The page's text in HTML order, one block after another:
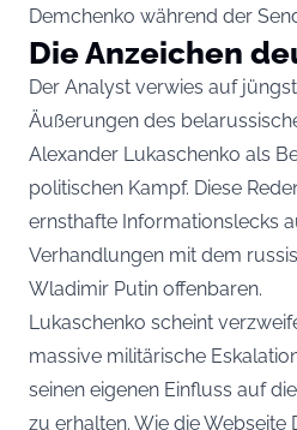
Demchenko während der
Die Anzeichen
Der Analyst verwies auf
Äußerungen des
Alexander Lukaschenko als
politischen Kampf. Diese
ernsthafte Informationslecks
Verhandlungen mit dem
Wladimir Putin offenbaren.
Lukaschenko scheint
massive militärische
seinen eigenen Einfluss auf
zu erhalten. Wie die Webseite